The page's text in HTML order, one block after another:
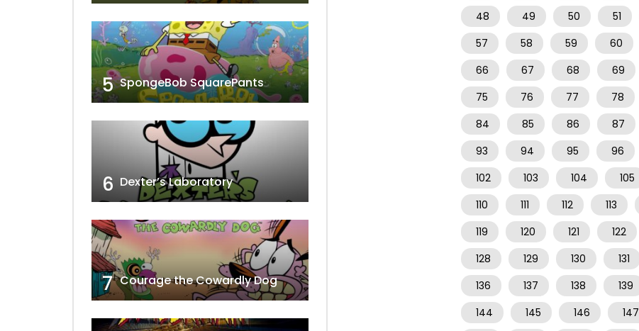
48
49 50 51
57
58 59 60
66
67 68 69
75
76 77 78
84
85 86 87
93
94 95 96
102
103 104 105
110
111 112 113
119
120 121 122
128
129 130 131
136
137 138 139
144
145 146 147
5 SpongeBob SquarePants
6 Dexter’s Laboratory
7 Courage the Cowardly Dog